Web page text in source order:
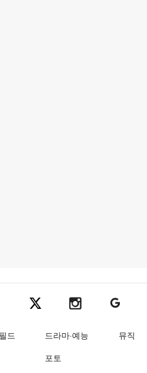
TV
시아 페이스북텐아시아 엑스텐아시아 인스타그램
텐아시아
드 드라마·예능
뮤직
포토